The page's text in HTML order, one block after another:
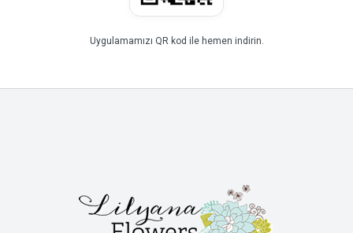
Uygulamamızı QR kod ile hemen indirin.